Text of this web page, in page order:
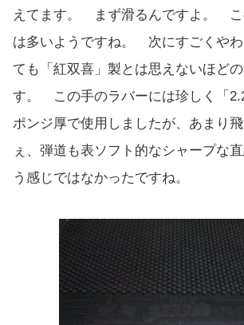
えてます。 まず滑るんですよ。 こ
は多いようですね。 次にすごくやわ
ても「紅双喜」製とは思えないほど
す。 この手のラバーには珍しく「
ポンジ厚で使用しましたが、あまり
ぇ、弾道も表ソフト的なシャープな
う感じではなかったですね。